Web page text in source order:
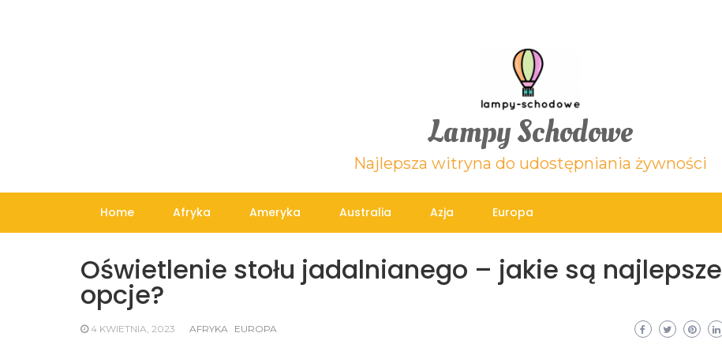
Lampy Schodowe
Najlepsza witryna do udostępniania żywności
Home Afryka Ameryka Australia Azja Europa
Oświetlenie stołu jadalnianego – jakie są najlepsze
opcje?
4 KWIETNIA, 2023 AFRYKA EUROPA